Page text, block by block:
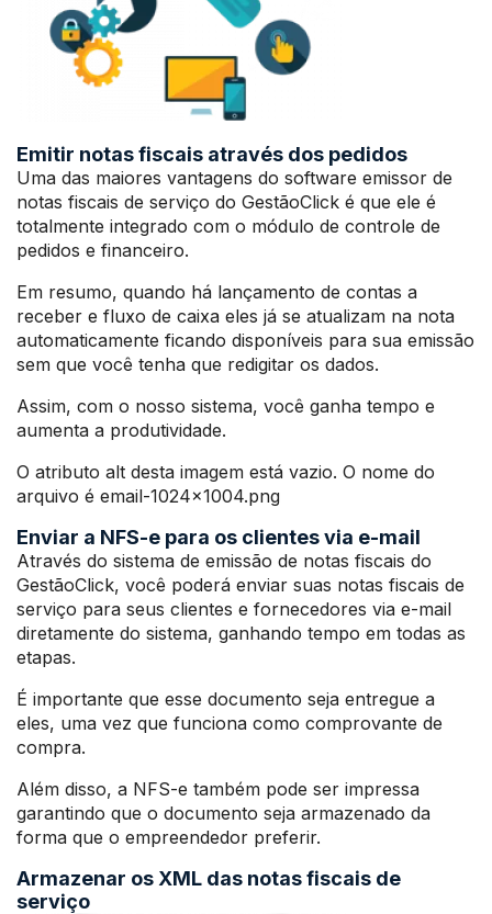
Emitir notas fiscais através dos pedidos
Uma das maiores vantagens do software emissor de
notas fiscais de serviço do GestãoClick é que ele é
totalmente integrado com o módulo de controle de
pedidos e financeiro.
Em resumo, quando há lançamento de contas a
receber e fluxo de caixa eles já se atualizam na nota
automaticamente ficando disponíveis para sua emissão
sem que você tenha que redigitar os dados.
Assim, com o nosso sistema, você ganha tempo e
aumenta a produtividade.
O atributo alt desta imagem está vazio. O nome do
arquivo é email-1024×1004.png
Enviar a NFS-e para os clientes via e-mail
Através do sistema de emissão de notas fiscais do
GestãoClick, você poderá enviar suas notas fiscais de
serviço para seus clientes e fornecedores via e-mail
diretamente do sistema, ganhando tempo em todas as
etapas.
É importante que esse documento seja entregue a
eles, uma vez que funciona como comprovante de
compra.
Além disso, a NFS-e também pode ser impressa
garantindo que o documento seja armazenado da
forma que o empreendedor preferir.
Armazenar os XML das notas fiscais de
serviço